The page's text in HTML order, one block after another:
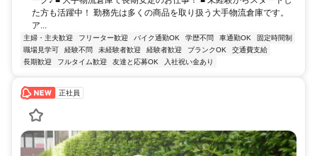
た方も活躍中！ 勤務先は多くの商品を取り扱う大手物流倉庫です。
ア...
主婦・主夫歓迎 フリーター歓迎 バイク通勤OK 学歴不問 車通勤OK
固定時間制
職場見学可
経験不問 未経験者歓迎 経験者歓迎 ブランクOK
交通費支給
長期歓迎
フルタイム歓迎 友達と応募OK 入社祝い金あり
正社員